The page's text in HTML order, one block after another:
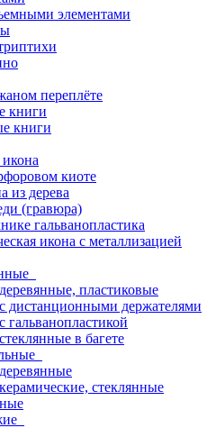
элементами
переплёте
книги
книги
киоте
из дерева
(гравюра)
гальванопластика
икона с металлизацией
пластиковые
дистанционными держателями
гальванопластикой
в багете
стеклянные